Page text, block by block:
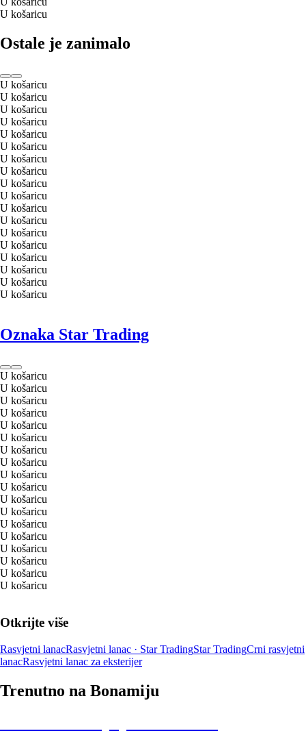
U košaricu
Ostale je zanimalo
U košaricu
U košaricu
U košaricu
U košaricu
U košaricu
U košaricu
U košaricu
U košaricu
U košaricu
U košaricu
U košaricu
U košaricu
U košaricu
U košaricu
U košaricu
U košaricu
U košaricu
U košaricu
Oznaka Star Trading
U košaricu
U košaricu
U košaricu
U košaricu
U košaricu
U košaricu
U košaricu
U košaricu
U košaricu
U košaricu
U košaricu
U košaricu
U košaricu
U košaricu
U košaricu
U košaricu
U košaricu
U košaricu
Otkrijte više
Rasvjetni lanacRasvjetni lanac · Star TradingStar TradingCrni rasvjetni
lanacRasvjetni lanac za eksterijer
Trenutno na Bonamiju